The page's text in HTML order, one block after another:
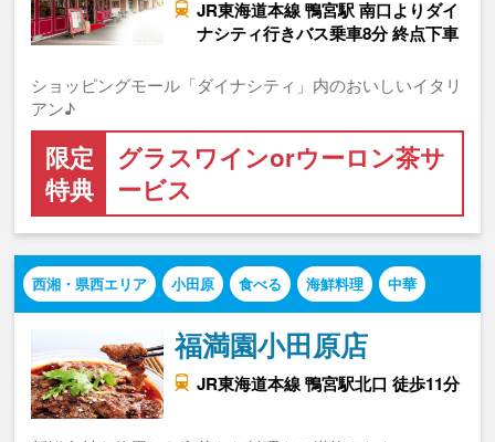
JR東海道本線 鴨宮駅 南口よりダイ
ナシティ行きバス乗車8分 終点下車
ショッピングモール「ダイナシティ」内のおいしいイタリ
アン♪
限定
特典
グラスワインorウーロン茶サ
ービス
西湘・県西エリア 小田原 食べる 海鮮料理 中華
福満園小田原店
JR東海道本線 鴨宮駅北口 徒歩11分